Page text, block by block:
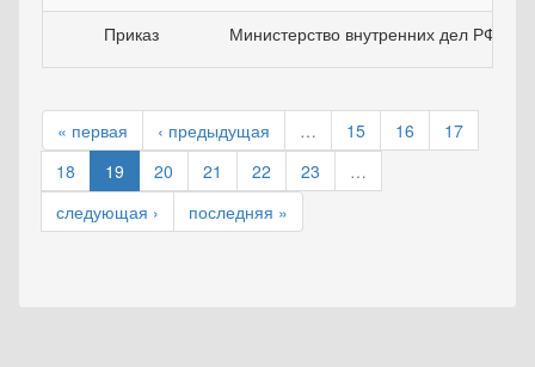
Приказ Министерство внутренних дел РФ
« первая ‹ предыдущая … 15 16
17
18
19 20 21 22 23
…
следующая ›
последняя »